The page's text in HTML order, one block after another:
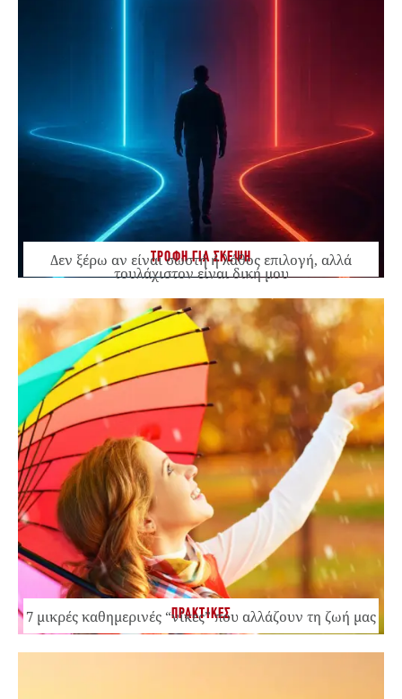
ΤΡΟΦΗ ΓΙΑ ΣΚΕΨΗ
Δεν ξέρω αν είναι σωστή ή λάθος επιλογή, αλλά
τουλάχιστον είναι δική μου
ΠΡΑΚΤΙΚΕΣ
7 μικρές καθημερινές “νίκες” που αλλάζουν τη ζωή μας